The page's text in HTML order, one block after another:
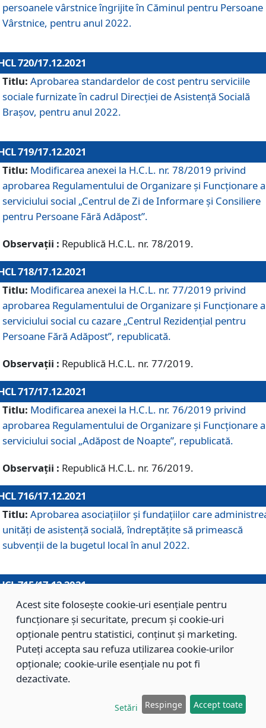
persoanele vârstnice îngrijite în Căminul pentru Persoane
Vârstnice, pentru anul 2022.
720/17.12.2021
Titlu: Aprobarea standardelor de cost pentru serviciile
sociale furnizate în cadrul Direcției de Asistență Socială
Brașov, pentru anul 2022.
719/17.12.2021
Titlu: Modificarea anexei la H.C.L. nr. 78/2019 privind
aprobarea Regulamentului de Organizare și Funcționare
serviciului social „Centrul de Zi de Informare şi Consiliere
pentru Persoane Fără Adăpost”.
Observații : Republică H.C.L. nr. 78/2019.
718/17.12.2021
Titlu: Modificarea anexei la H.C.L. nr. 77/2019 privind
aprobarea Regulamentului de Organizare și Funcționare
serviciului social cu cazare „Centrul Rezidențial pentru
Persoane Fără Adăpost”, republicată.
Observații : Republică H.C.L. nr. 77/2019.
717/17.12.2021
Titlu: Modificarea anexei la H.C.L. nr. 76/2019 privind
aprobarea Regulamentului de Organizare şi Funcționare
serviciului social „Adăpost de Noapte”, republicată.
Observații : Republică H.C.L. nr. 76/2019.
716/17.12.2021
Titlu: Aprobarea asociaţiilor şi fundaţiilor care
unităţi de asistenţă socială, îndreptăţite să primească
subvenţii de la bugetul local în anul 2022.
715/17.12.2021
Titlu: Aprobarea Planului de acţiuni sau lucrări de interes
local pentru anul 2022.
714/17.12.2021
Titlu: Modificarea Anexei la H.C.L. nr. 709/2020 privind
aprobarea Regulamentului de Organizare şi Funcţionare
Direcţiei de Asistenţă Socială Braşov.
Acest site folosește cookie-uri esențiale pentru
funcționare și securitate, precum și cookie-uri
opționale pentru statistici, conținut și marketing.
Puteți accepta sau refuza utilizarea cookie-urilor
opționale; cookie-urile esențiale nu pot fi
dezactivate.
Setări Respinge Accept toate